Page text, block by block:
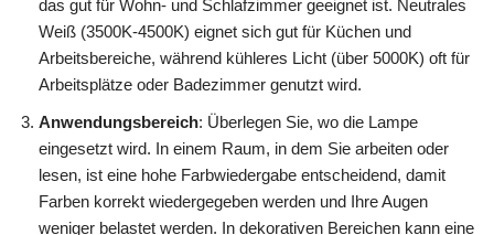
das gut für Wohn- und Schlafzimmer geeignet ist. Neutrales
Weiß (3500K-4500K) eignet sich gut für Küchen und
Arbeitsbereiche, während kühleres Licht (über 5000K) oft für
Arbeitsplätze oder Badezimmer genutzt wird.
Anwendungsbereich: Überlegen Sie, wo die Lampe
eingesetzt wird. In einem Raum, in dem Sie arbeiten oder
lesen, ist eine hohe Farbwiedergabe entscheidend, damit
Farben korrekt wiedergegeben werden und Ihre Augen
weniger belastet werden. In dekorativen Bereichen kann eine